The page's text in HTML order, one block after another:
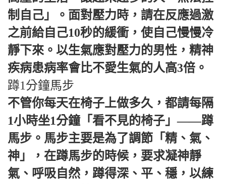
制自己」。面對壓力時，請在反應過激
之前給自己10秒的緩衝，使自己慢慢冷
靜下來。以生氣應對壓力的男性，精神
疾病患病率會比不愛生氣的人高3倍。
蹲1分鐘馬步
不管你每天在椅子上做多久，都請每隔
1小時坐1分鐘「看不見的椅子」——蹲
馬步。馬步主要是為了調節「精、氣、
神」，在蹲馬步的時候，要求凝神靜
氣、呼吸自然，蹲得深、平、穩，以練